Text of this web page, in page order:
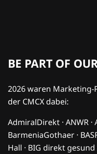
BE PART OF
2026 waren Marketing-
der CMCX dabei:
AdmiralDirekt · ANWR ·
BarmeniaGothaer ·
Hall · BIG direkt gesund